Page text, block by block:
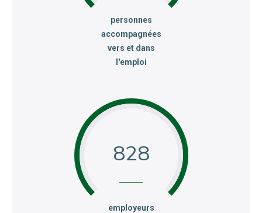
:personnes
accompagnées
vers et dans
l'emploi
828
:employeurs